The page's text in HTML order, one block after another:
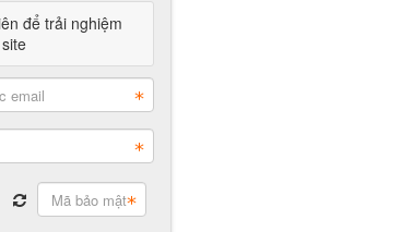
để trải nghiệm